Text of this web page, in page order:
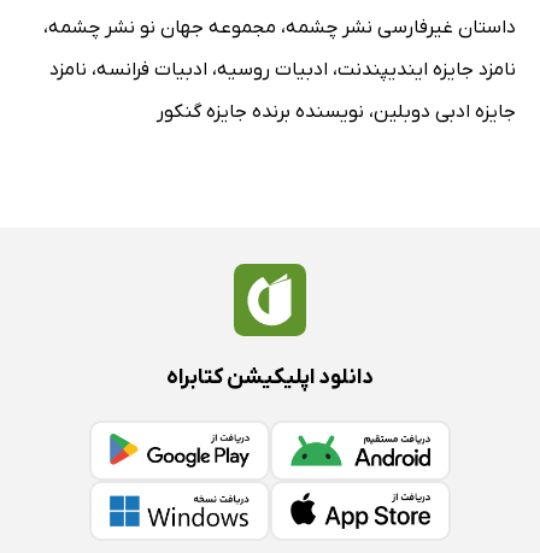
داستان غیرفارسی نشر چشمه، مجموعه جهان نو نشر چشمه،
نامزد جایزه ایندیپندنت، ادبیات روسیه، ادبیات فرانسه، نامزد
جایزه ادبی دوبلین، نویسنده برنده جایزه گنکور
دانلود اپلیکیشن کتابراه